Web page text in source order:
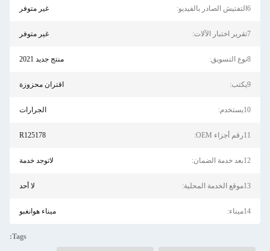
6التفتيش الصادر بالفيديو: غير متوفر
7تقرير اختبار الآلات: غير متوفر
8نوع التسويق: منتج جديد 2021
9يكتب: اقتران محزوزة
10يستخدم: الجرارات
11رقم أجزاء OEM: R125178
12بعد خدمة الضمان: لاتوجد خدمة
13موقع الخدمة المحلية: لا أحد
14ميناء: ميناء هوانغبو
Tags: